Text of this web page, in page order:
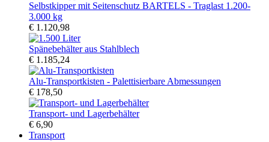
Selbstkipper mit Seitenschutz BARTELS - Traglast 1.200-
3.000 kg
€ 1.120,98
Spänebehälter aus Stahlblech
€ 1.185,24
Alu-Transportkisten - Palettisierbare Abmessungen
€ 178,50
Transport- und Lagerbehälter
€ 6,90
Transport